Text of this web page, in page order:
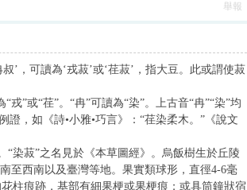
舉報
’，可讀為‘戎菽’或‘荏菽’，指大豆。此或謂使菽
”或“荏”。“冉”可讀為“染”。上古音“冉”“染”均
，如《詩•小雅•巧言》：“荏染柔木。”《說文
“染菽”之名見於《本草圖經》。烏飯樹生於丘陵
至西南以及臺灣等地。果實類球形，直徑4-6毫
柱痕跡，基部有細果梗或果梗痕；或具筒鐘狀宿